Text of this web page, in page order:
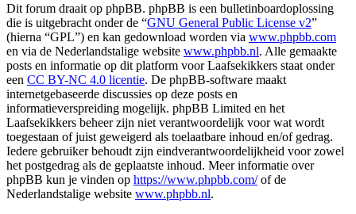
Dit forum draait op phpBB. phpBB is een bulletinboardoplossing
die is uitgebracht onder de “GNU General Public License v2”
(hierna “GPL”) en kan gedownload worden via www.phpbb.com
en via de Nederlandstalige website www.phpbb.nl. Alle gemaakte
posts en informatie op dit platform voor Laafsekikkers staat onder
een CC BY-NC 4.0 licentie. De phpBB-software maakt
internetgebaseerde discussies op deze posts en
informatieverspreiding mogelijk. phpBB Limited en het
Laafsekikkers beheer zijn niet verantwoordelijk voor wat wordt
toegestaan of juist geweigerd als toelaatbare inhoud en/of gedrag.
Iedere gebruiker behoudt zijn eindverantwoordelijkheid voor zowel
het postgedrag als de geplaatste inhoud. Meer informatie over
phpBB kun je vinden op https://www.phpbb.com/of de
Nederlandstalige website www.phpbb.nl.